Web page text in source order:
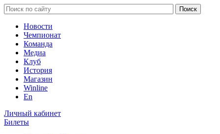
Новости
Чемпионат
Команда
Медиа
Клуб
История
Магазин
Winline
En
Личный кабинет
Билеты